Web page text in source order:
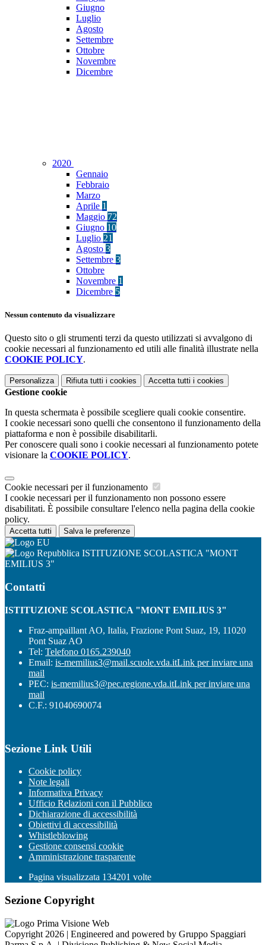
Giugno
Luglio
Agosto
Settembre
Ottobre
Novembre
Dicembre
2020
Gennaio
Febbraio
Marzo
Aprile 1
Maggio 72
Giugno 10
Luglio 21
Agosto 3
Settembre 3
Ottobre
Novembre 1
Dicembre 5
Nessun contenuto da visualizzare
Questo sito o gli strumenti terzi da questo utilizzati si avvalgono di
cookie necessari al funzionamento ed utili alle finalità illustrate nella
COOKIE POLICY.
Personalizza Rifiuta tutti i cookies Accetta tutti i cookies
Gestione cookie
In questa schermata è possibile scegliere quali cookie consentire.
I cookie necessari sono quelli che consentono il funzionamento della
piattaforma e non è possibile disabilitarli.
Per conoscere quali sono i cookie necessari al funzionamento potete
visionare la COOKIE POLICY.
Cookie necessari per il funzionamento
I cookie necessari per il funzionamento non possono essere
disabilitati. È possibile consultare l'elenco nella pagina della cookie
policy.
Accetta tutti Salva le preferenze
ISTITUZIONE SCOLASTICA "MONT
EMILIUS 3"
Contatti
ISTITUZIONE SCOLASTICA "MONT EMILIUS 3"
Fraz-ampaillant AO, Italia, Frazione Pont Suaz, 19, 11020
Pont Suaz AO
Tel: Telefono 0165.239040
Email: is-memilius3@mail.scuole.vda.itLink per inviare una
mail
PEC: is-memilius3@pec.regione.vda.itLink per inviare una
mail
C.F.: 91040690074
Sezione Link Utili
Cookie policy
Note legali
Informativa Privacy
Ufficio Relazioni con il Pubblico
Dichiarazione di accessibilità
Obiettivi di accessibilità
Whistleblowing
Gestione consensi cookie
Amministrazione trasparente
Pagina visualizzata 134201 volte
Sezione Copyright
Copyright 2026 | Engineered and powered by Gruppo Spaggiari